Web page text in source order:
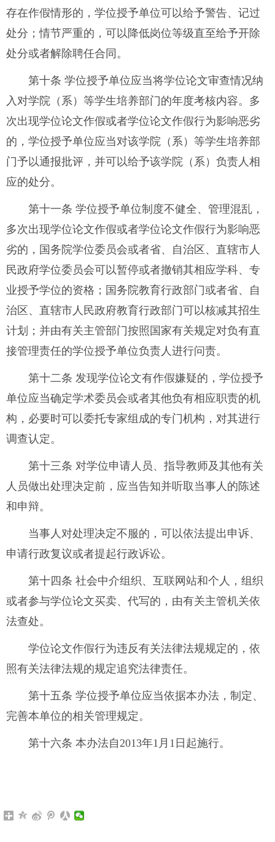
存在作假情形的，学位授予单位可以给予警告、记过
处分；情节严重的，可以降低岗位等级直至给予开除
处分或者解除聘任合同。
第十条 学位授予单位应当将学位论文审查情况纳
入对学院（系）等学生培养部门的年度考核内容。多
次出现学位论文作假或者学位论文作假行为影响恶劣
的，学位授予单位应当对该学院（系）等学生培养部
门予以通报批评，并可以给予该学院（系）负责人相
应的处分。
第十一条 学位授予单位制度不健全、管理混乱，
多次出现学位论文作假或者学位论文作假行为影响恶
劣的，国务院学位委员会或者省、自治区、直辖市人
民政府学位委员会可以暂停或者撤销其相应学科、专
业授予学位的资格；国务院教育行政部门或者省、自
治区、直辖市人民政府教育行政部门可以核减其招生
计划；并由有关主管部门按照国家有关规定对负有直
接管理责任的学位授予单位负责人进行问责。
第十二条 发现学位论文有作假嫌疑的，学位授予
单位应当确定学术委员会或者其他负有相应职责的机
构，必要时可以委托专家组成的专门机构，对其进行
调查认定。
第十三条 对学位申请人员、指导教师及其他有关
人员做出处理决定前，应当告知并听取当事人的陈述
和申辩。
当事人对处理决定不服的，可以依法提出申诉、
申请行政复议或者提起行政诉讼。
第十四条 社会中介组织、互联网站和个人，组织
或者参与学位论文买卖、代写的，由有关主管机关依
法查处。
学位论文作假行为违反有关法律法规规定的，依
照有关法律法规的规定追究法律责任。
第十五条 学位授予单位应当依据本办法，制定、
完善本单位的相关管理规定。
第十六条 本办法自2013年1 月 1 日起施行。